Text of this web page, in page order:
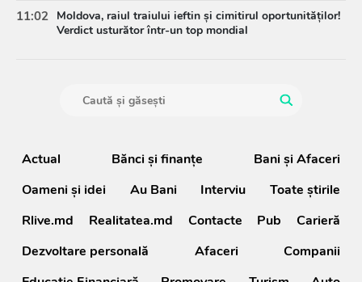
11:02 Moldova, raiul traiului ieftin și cimitirul oportunităților!
Verdict usturător într-un top mondial
Actual Bănci şi finanţe
Bani și Afaceri
Oameni şi idei
Au Bani Interviu
Toate știrile
Rlive.md
Realitatea.md Contacte Pub
Carieră
Dezvoltare personală
Afaceri
Companii